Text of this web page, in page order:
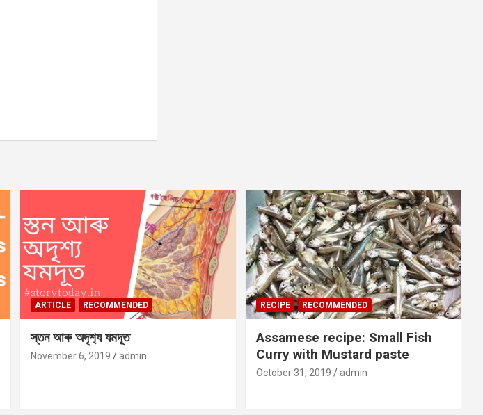
ARTICLE RECOMMENDED
স্তন আৰু অদৃশ‍্য যমদূত
November 6, 2019 admin
RECIPE RECOMMENDED
Assamese recipe: Small Fish
Curry with Mustard paste
October 31, 2019 admin